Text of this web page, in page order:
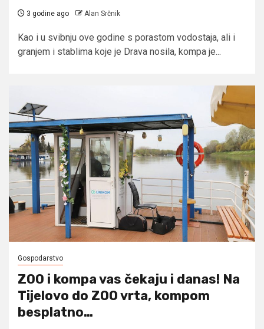
3 godine ago Alan Srčnik
Kao i u svibnju ove godine s porastom vodostaja, ali i
granjem i stablima koje je Drava nosila, kompa je...
Gospodarstvo
ZOO i kompa vas čekaju i danas! Na
Tijelovo do ZOO vrta, kompom
besplatno…